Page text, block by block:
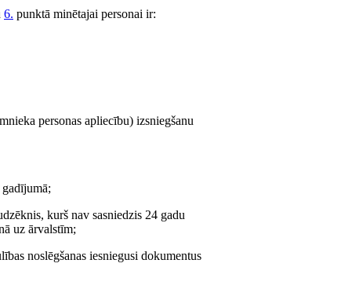
6. punktā minētajai personai ir:
personas apliecību) izsniegšanu
kurš nav sasniedzis 24 gadu
uz ārvalstīm;
noslēgšanas iesniegusi dokumentus